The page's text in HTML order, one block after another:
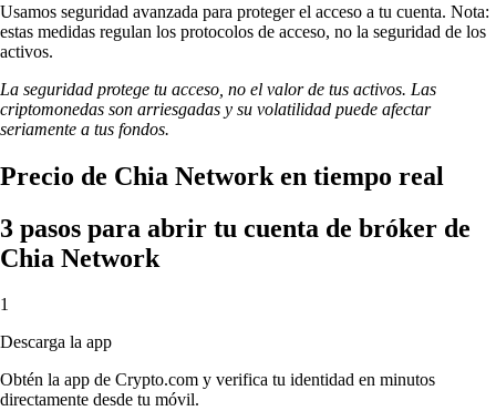
Usamos seguridad avanzada para proteger el acceso a tu cuenta. Nota:
estas medidas regulan los protocolos de acceso, no la seguridad de los
activos.
La seguridad protege tu acceso, no el valor de tus activos. Las
criptomonedas son arriesgadas y su volatilidad puede afectar
seriamente a tus fondos.
Precio de Chia Network en tiempo real
3 pasos para abrir tu cuenta de bróker de
Chia Network
1
Descarga la app
Obtén la app de Crypto.com y verifica tu identidad en minutos
directamente desde tu móvil.